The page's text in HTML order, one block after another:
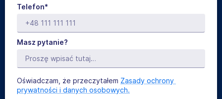
Telefon*
Masz pytanie?
Oświadczam, że przeczytałem Zasady ochrony
prywatności i danych osobowych.